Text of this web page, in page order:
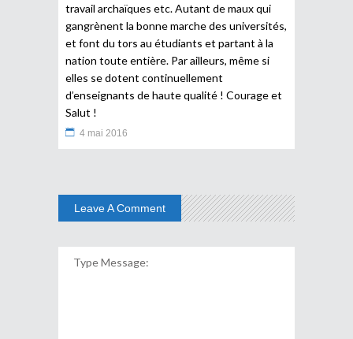
travail archaïques etc. Autant de maux qui
gangrènent la bonne marche des universités,
et font du tors au étudiants et partant à la
nation toute entière. Par ailleurs, même si
elles se dotent continuellement
d’enseignants de haute qualité ! Courage et
Salut !
4 mai 2016
Leave A Comment